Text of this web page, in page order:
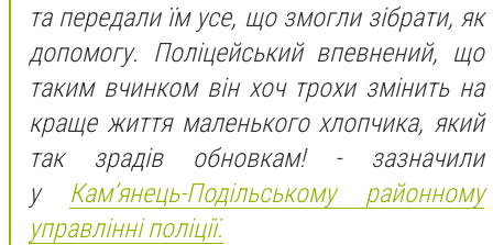
та передали їм усе, що змогли зібрати, як
допомогу. Поліцейський впевнений, що
таким вчинком він хоч трохи змінить на
краще життя маленького хлопчика, який
так зрадів обновкам! - зазначили
у Кам’янець-Подільському районному
управлінні поліції.